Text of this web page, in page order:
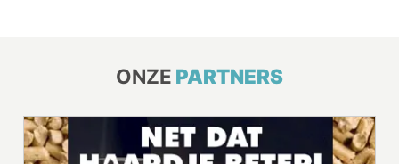
ONZE PARTNERS